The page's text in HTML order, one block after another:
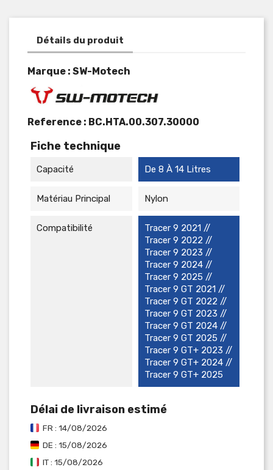
Détails du produit
Marque : SW-Motech
Reference : BC.HTA.00.307.30000
Fiche technique
Capacité De 8 À 14 Litres
Matériau Principal Nylon
Compatibilité
Tracer 9 2021 //
Tracer 9 2022 //
Tracer 9 2023 //
Tracer 9 2024 //
Tracer 9 2025 //
Tracer 9 GT 2021 //
Tracer 9 GT 2022 //
Tracer 9 GT 2023 //
Tracer 9 GT 2024 //
Tracer 9 GT 2025 //
Tracer 9 GT+ 2023 //
Tracer 9 GT+ 2024 //
Tracer 9 GT+ 2025
Délai de livraison estimé
FR : 14/08/2026
DE : 15/08/2026
IT : 15/08/2026